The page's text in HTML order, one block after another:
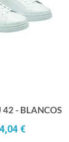
42 - BLANCOS
€